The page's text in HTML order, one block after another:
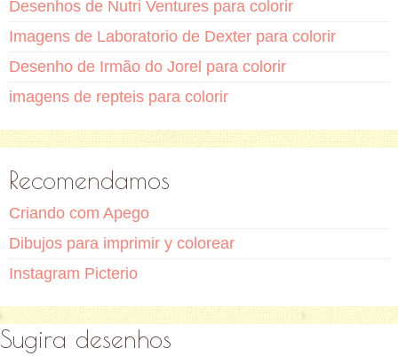
Desenhos de Nutri Ventures para colorir
Imagens de Laboratorio de Dexter para colorir
Desenho de Irmão do Jorel para colorir
imagens de repteis para colorir
Recomendamos
Criando com Apego
Dibujos para imprimir y colorear
Instagram Picterio
Sugira desenhos